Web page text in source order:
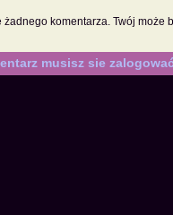
żadnego komentarza. Twój może
musisz sie